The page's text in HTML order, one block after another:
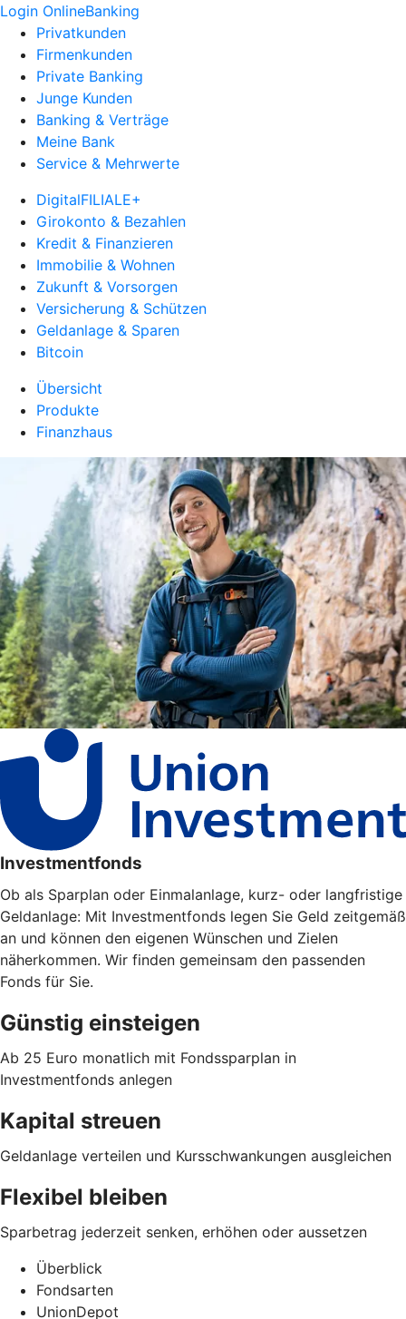
Login OnlineBanking
Privatkunden
Firmenkunden
Private Banking
Junge Kunden
Banking & Verträge
Meine Bank
Service & Mehrwerte
DigitalFILIALE+
Girokonto & Bezahlen
Kredit & Finanzieren
Immobilie & Wohnen
Zukunft & Vorsorgen
Versicherung & Schützen
Geldanlage & Sparen
Bitcoin
Übersicht
Produkte
Finanzhaus
Investmentfonds
Ob als Sparplan oder Einmalanlage, kurz- oder langfristige
Geldanlage: Mit Investmentfonds legen Sie Geld zeitgemäß
an und können den eigenen Wünschen und Zielen
näherkommen. Wir finden gemeinsam den passenden
Fonds für Sie.
Günstig einsteigen
Ab 25 Euro monatlich mit Fondssparplan in
Investmentfonds anlegen
Kapital streuen
Geldanlage verteilen und Kursschwankungen ausgleichen
Flexibel bleiben
Sparbetrag jederzeit senken, erhöhen oder aussetzen
Überblick
Fondsarten
UnionDepot